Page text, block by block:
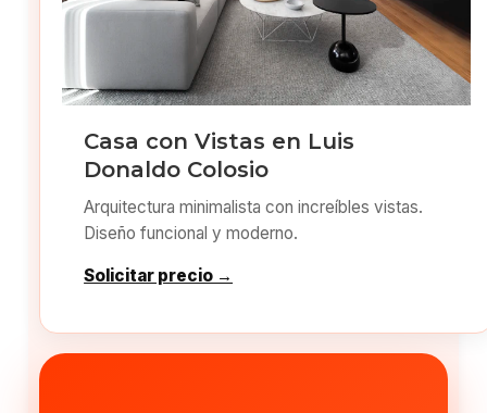
Casa con Vistas en Luis
Donaldo Colosio
Arquitectura minimalista con increíbles vistas.
Diseño funcional y moderno.
Solicitar precio →